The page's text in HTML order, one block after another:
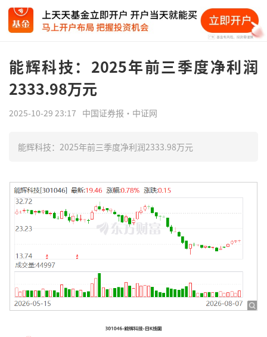
能辉科技：2025年前三季度净利润
2333.98万元
2025-10-29 23:17 中国证券报·中证网
能辉科技：2025年前三季度净利润2333.98万元